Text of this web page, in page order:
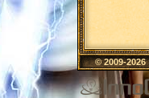
© 2009-2026